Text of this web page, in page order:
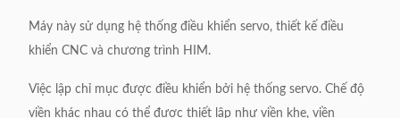
Tốc độ viền 0,8 giây / giây
Cung cấp năng lượng 380v / 50 / 60Hz 3.5kw
Máy này sử dụng hệ thống điều khiển servo, thiết kế điều
khiển CNC và chương trình HIM.
Việc lập chỉ mục được điều khiển bởi hệ thống servo. Chế độ
viền khác nhau có thể được thiết lập như viền khe, viền